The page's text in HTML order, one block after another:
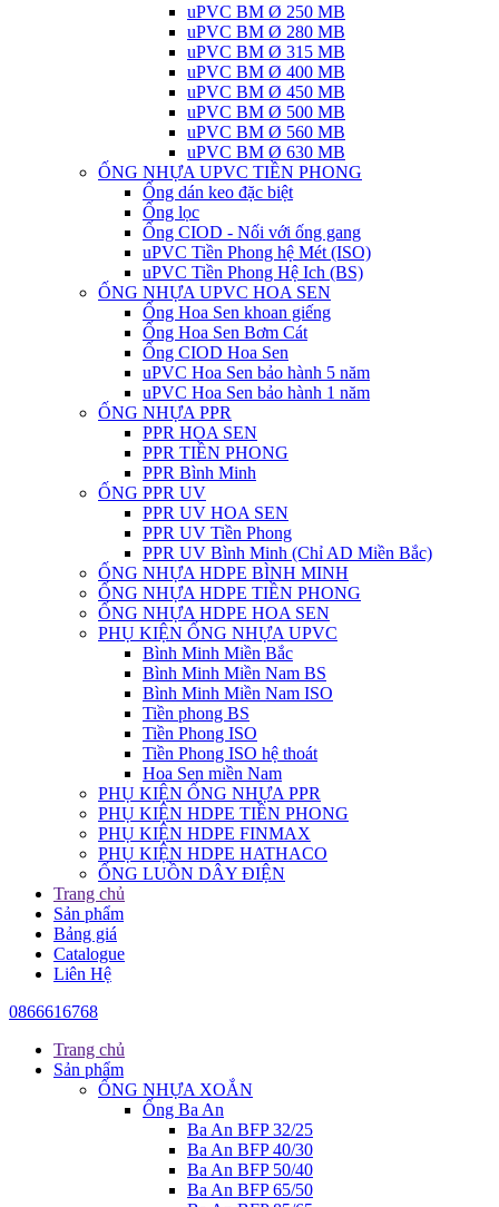
uPVC BM Ø 250 MB
uPVC BM Ø 280 MB
uPVC BM Ø 315 MB
uPVC BM Ø 400 MB
uPVC BM Ø 450 MB
uPVC BM Ø 500 MB
uPVC BM Ø 560 MB
uPVC BM Ø 630 MB
ỐNG NHỰA UPVC TIỀN PHONG
Ống dán keo đặc biệt
Ống lọc
Ống CIOD - Nối với ống gang
uPVC Tiền Phong hệ Mét (ISO)
uPVC Tiền Phong Hệ Ich (BS)
ỐNG NHỰA UPVC HOA SEN
Ống Hoa Sen khoan giếng
Ống Hoa Sen Bơm Cát
Ống CIOD Hoa Sen
uPVC Hoa Sen bảo hành 5 năm
uPVC Hoa Sen bảo hành 1 năm
ỐNG NHỰA PPR
PPR HOA SEN
PPR TIỀN PHONG
PPR Bình Minh
ỐNG PPR UV
PPR UV HOA SEN
PPR UV Tiền Phong
PPR UV Bình Minh (Chỉ AD Miền Bắc)
ỐNG NHỰA HDPE BÌNH MINH
ỐNG NHỰA HDPE TIỀN PHONG
ỐNG NHỰA HDPE HOA SEN
PHỤ KIỆN ỐNG NHỰA UPVC
Bình Minh Miền Bắc
Bình Minh Miền Nam BS
Bình Minh Miền Nam ISO
Tiền phong BS
Tiền Phong ISO
Tiền Phong ISO hệ thoát
Hoa Sen miền Nam
PHỤ KIỆN ỐNG NHỰA PPR
PHỤ KIỆN HDPE TIỀN PHONG
PHỤ KIỆN HDPE FINMAX
PHỤ KIỆN HDPE HATHACO
ỐNG LUỒN DÂY ĐIỆN
Trang chủ
Sản phẩm
Bảng giá
Catalogue
Liên Hệ
0866616768
Trang chủ
Sản phẩm
ỐNG NHỰA XOẮN
Ống Ba An
Ba An BFP 32/25
Ba An BFP 40/30
Ba An BFP 50/40
Ba An BFP 65/50